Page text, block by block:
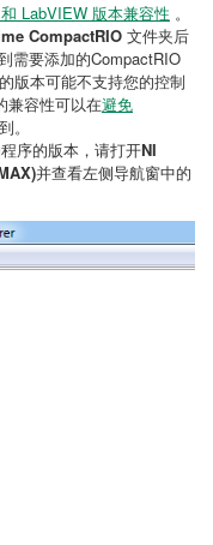
LabVIEW 版本兼容性 。
CompactRIO 文件夹后
需要添加的CompactRIO
版本可能不支持您的控制
兼容性可以在避免
。
序的版本，请打开NI
并查看左侧导航窗中的